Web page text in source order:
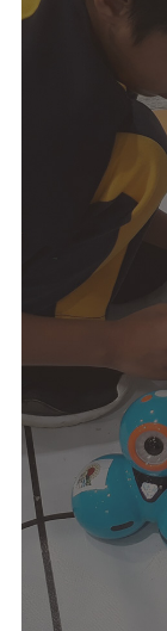
棵都是黃澄
衛阿嬤幫忙
結束了，剛
都有不同的
，讓這棵枇
，可以抬頭
時候了